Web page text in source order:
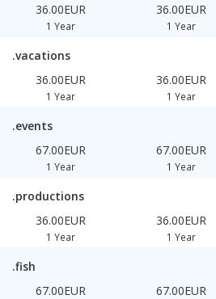
36.00EUR
1 Year
36.00EUR
1 Year
.vacations
36.00EUR
1 Year
36.00EUR
1 Year
.events
67.00EUR
1 Year
67.00EUR
1 Year
.productions
36.00EUR
1 Year
36.00EUR
1 Year
.fish
67.00EUR
67.00EUR